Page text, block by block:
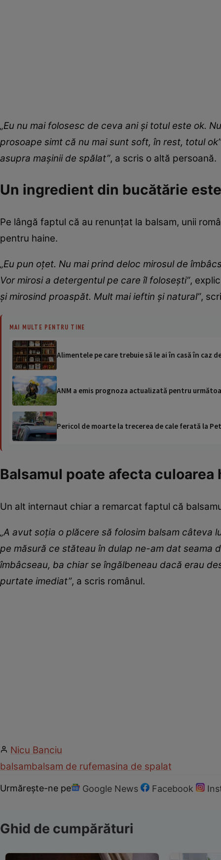
„Eu nu mai folosesc de ceva ani și totul este ok.
prosoape simt că nu mai sunt soft, în rest, totul ok”
asupra mașinii de spălat”, a scris o altă persoană.
Un ingredient din bucătărie
Pe lângă faptul că au renunțat la balsam, unii
pentru haine.
„Eu pun oțet. Nu mai prind deloc mirosul de
Vor mirosi a detergentul pe care îl folosești”,
și mirosind proaspăt. Mult mai ieftin și natural”,
MAI MULTE PENTRU TINE
Alimentele pe care trebuie să le ai în casă în caz
ANM a emis prognoza actualizată pentru
Pericol de moarte la trecerea de cale ferată la
Balsamul poate afecta culoarea
Un alt internaut chiar a remarcat faptul că
„A avut soția o plăcere să folosim balsam câteva
pe măsură ce stăteau în dulap ne-am dat seama
îmbâcseau, ba chiar se îngălbeneau dacă erau
purtate imediat”, a scris românul.
Nicu Banciu
balsambalsam de rufemasina de spalat
Urmărește-ne pe Google News Facebook
Ghid de cumpărături